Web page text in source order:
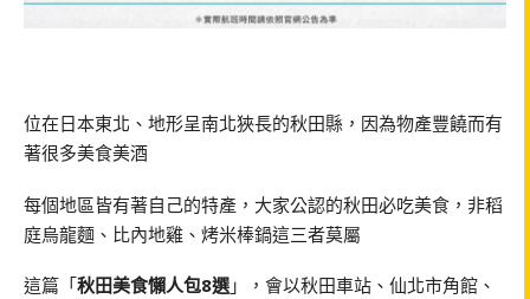
位在日本東北、地形呈南北狹長的秋田縣，因為物產豐饒而有
著很多美食美酒
每個地區皆有著自己的特產，大家公認的秋田必吃美食，非稻
庭烏龍麵、比內地雞、烤米棒鍋這三者莫屬
這篇「秋田美食懶人包8選 」，會以秋田車站、仙北市角館、